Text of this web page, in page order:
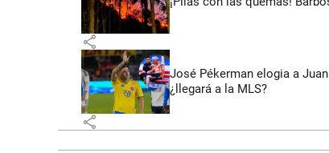
share
José Pékerman elogia a
¿llegará a la MLS?
share